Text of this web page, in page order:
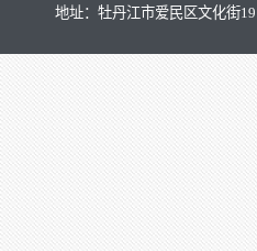
地址：牡丹江市爱民区文化街